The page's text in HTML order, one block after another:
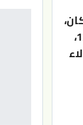
14 للدومينيكان،
و4 نقاط من الفاست بريك مقابل 18، و13 نقطة من الفرص الثانية مقابل 12،
لبدلاء